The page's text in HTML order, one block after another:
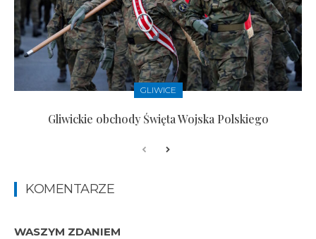
GLIWICE
Gliwickie obchody Święta Wojska Polskiego
KOMENTARZE
WASZYM ZDANIEM